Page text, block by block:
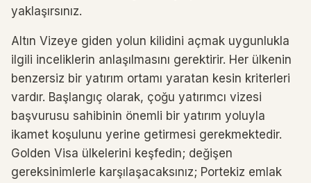
yaklaşırsınız.
Altın Vizeye giden yolun kilidini açmak uygunlukla
ilgili inceliklerin anlaşılmasını gerektirir. Her ülkenin
benzersiz bir yatırım ortamı yaratan kesin kriterleri
vardır. Başlangıç ​​olarak, çoğu yatırımcı vizesi
başvurusu sahibinin önemli bir yatırım yoluyla
ikamet koşulunu yerine getirmesi gerekmektedir.
Golden Visa ülkelerini keşfedin; değişen
gereksinimlerle karşılaşacaksınız; Portekiz emlak